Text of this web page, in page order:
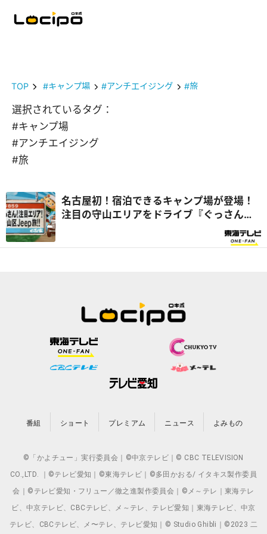
TOP #キャンプ場 #アンチエイジング #旅
選択されているタグ：
#キャンプ場
#アンチエイジング
#旅
名古屋初！宿泊できるキャンプ場が登場！
注目の守山エリアをドライブ『ぐっさん
番組 ショート プレミアム ニュース よみもの
©「かよチュー」実行委員会｜©中京テレビ｜© CBC TELEVISION
CO.,LTD. ｜©テレビ愛知｜©東海テレビ｜©多田かおる/ イタキス製作委員
会｜©テレビ愛知・フリュー／徹之進製作委員会｜©メ～テレ｜東海テレ
ビ、中京テレビ、CBCテレビ、メ～テレ、テレビ愛知｜東海テレビ、中京
テレビ、CBCテレビ、メ〜テレ、テレビ愛知｜© Studio Ghibli｜©2023 二